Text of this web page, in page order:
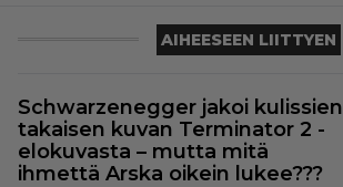
AIHEESEEN LIITTYEN
Schwarzenegger jakoi kulissien
takaisen kuvan Terminator 2 -
elokuvasta – mutta mitä
ihmettä Arska oikein lukee???